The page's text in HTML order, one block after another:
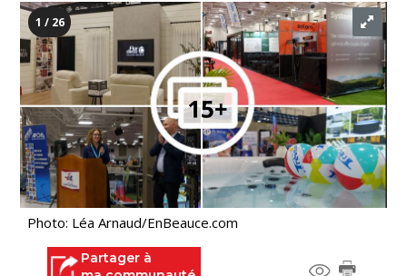
1 / 26
Photo: Léa Arnaud/EnBeauce.com
Partager à